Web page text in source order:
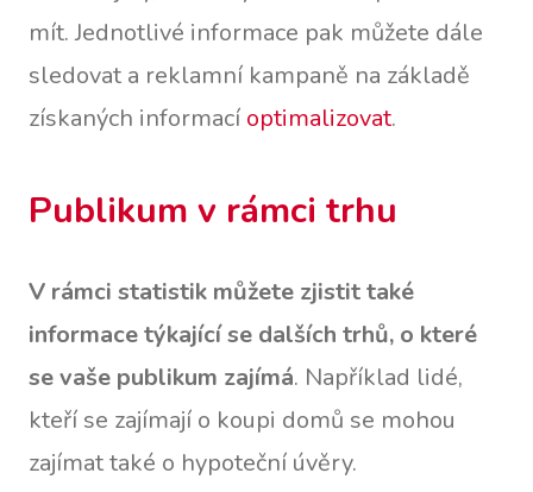
mít. Jednotlivé informace pak můžete dále
sledovat a reklamní kampaně na základě
získaných informací optimalizovat.
Publikum v rámci trhu
V rámci statistik můžete zjistit také
informace týkající se dalších trhů, o které
se vaše publikum zajímá. Například lidé,
kteří se zajímají o koupi domů se mohou
zajímat také o hypoteční úvěry.